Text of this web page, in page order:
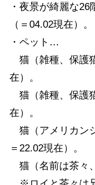
・夜景が綺麗な
（＝04.02現在）。
・ペット…
猫（雑種、保護
在）。
猫（雑種、保護
在）。
猫（アメリカン
＝22.02現在）。
猫（名前は茶々